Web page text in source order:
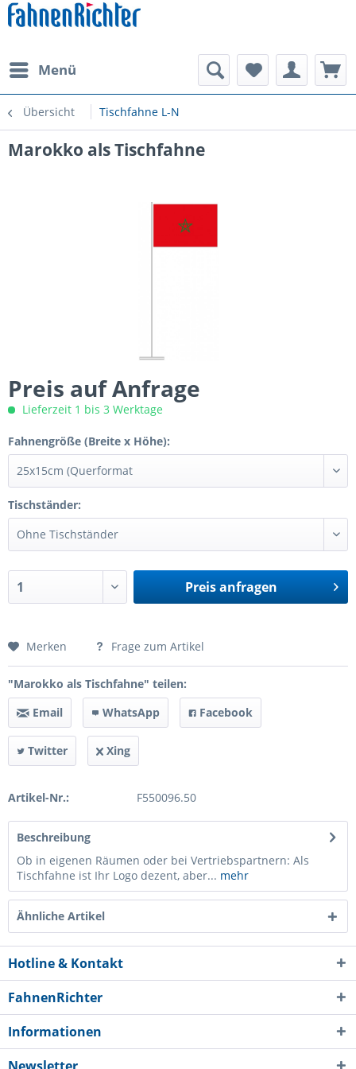
Menü
Übersicht Tischfahne L-N
Marokko als Tischfahne
Preis auf Anfrage
Lieferzeit 1 bis 3 Werktage
Fahnengröße (Breite x Höhe):
Tischständer:
Preis anfragen
Preis anfragen
Merken Frage zum Artikel
"Marokko als Tischfahne" teilen:
Email
WhatsApp Facebook
Twitter Xing
Artikel-Nr.: F550096.50
Beschreibung
Ob in eigenen Räumen oder bei Vertriebspartnern: Als
Tischfahne ist Ihr Logo dezent, aber... mehr
Ähnliche Artikel
Hotline & Kontakt
FahnenRichter
Informationen